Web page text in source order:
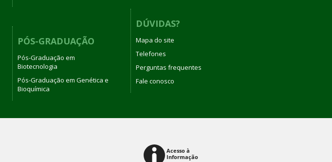
PÓS-GRADUAÇÃO
Pós-Graduação em
Biotecnologia
Pós-Graduação em Genética e
Bioquímica
DÚVIDAS?
Mapa do site
Telefones
Perguntas frequentes
Fale conosco